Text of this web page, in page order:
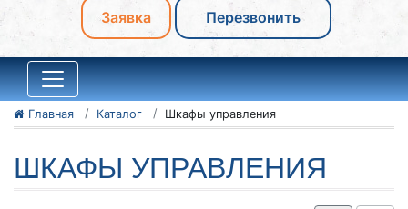
Заявка Перезвонить
Главная Каталог Шкафы управления
ШКАФЫ УПРАВЛЕНИЯ